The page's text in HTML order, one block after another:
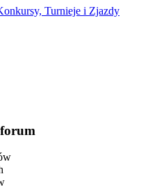
Turnieje i Zjazdy